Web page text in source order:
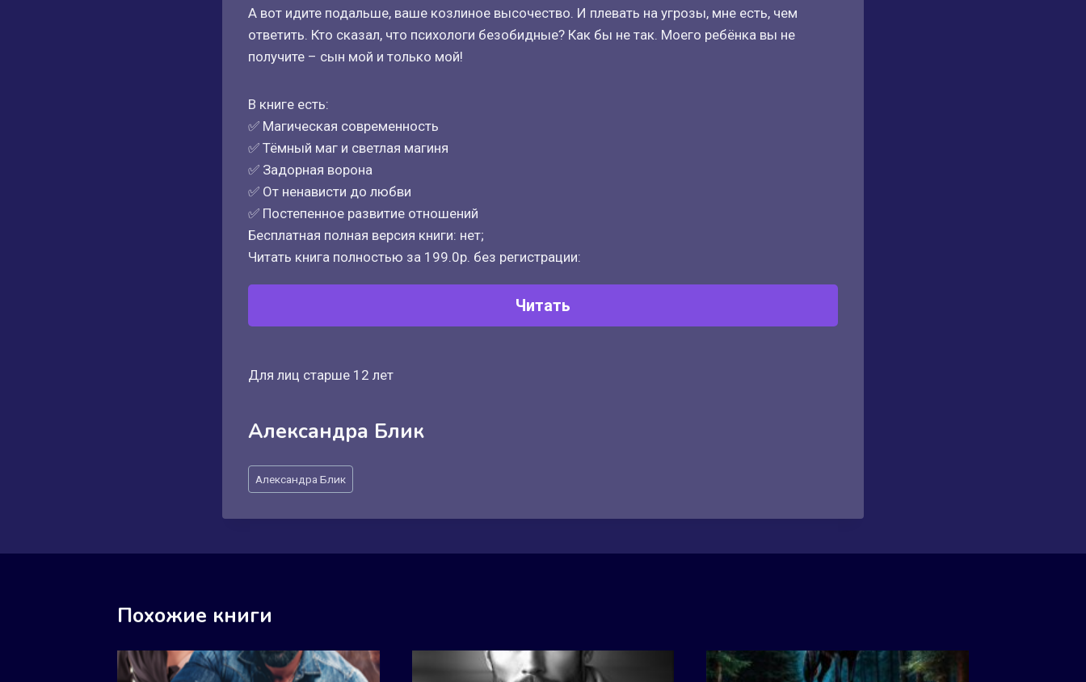
А вот идите подальше, ваше козлиное высочество. И плевать на угрозы, мне есть, чем
ответить. Кто сказал, что психологи безобидные? Как бы не так. Моего ребёнка вы не
получите – сын мой и только мой!
В книге есть:
✅ Магическая современность
✅ Тёмный маг и светлая магиня
✅ Задорная ворона
✅ От ненависти до любви
✅ Постепенное развитие отношений
Бесплатная полная версия книги: нет;
Читать книга полностью за 199.0р. без регистрации:
Читать
Для лиц старше 12 лет
Александра Блик
Метки
записи:
Александра Блик
Похожие книги